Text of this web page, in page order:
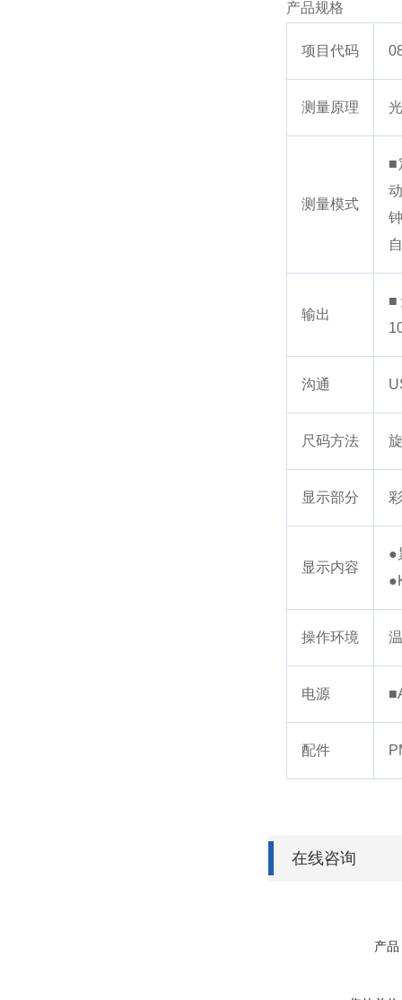
产品规格
项目代码
测量原理
测量模式
■
输出
■
沟通
尺码方法
显示部分
显示内容
●
操作环境
电源
配件
在线咨询
产品